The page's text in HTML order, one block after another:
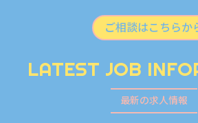
ご相談はこちらか
LATEST JOB
最新の求人情報